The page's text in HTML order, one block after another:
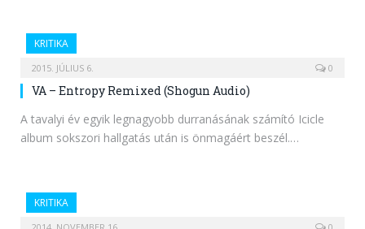
KRITIKA
2015. JÚLIUS 6. 0
VA – Entropy Remixed (Shogun Audio)
A tavalyi év egyik legnagyobb durranásának számító Icicle
album sokszori hallgatás után is önmagáért beszél.…
KRITIKA
2014. NOVEMBER 16. 0